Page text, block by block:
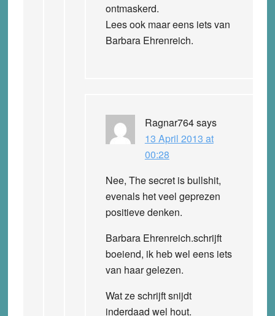
ontmaskerd.
Lees ook maar eens iets van
Barbara Ehrenreich.
Ragnar764says
13 April 2013 at
00:28
Nee, The secret is bullshit,
evenals het veel geprezen
positieve denken.
Barbara Ehrenreich.schrijft
boeiend, ik heb wel eens iets
van haar gelezen.
Wat ze schrijft snijdt
inderdaad wel hout.